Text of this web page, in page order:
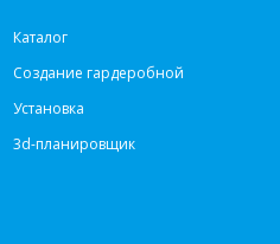
Каталог
Создание гардеробной
Установка
3d-планировщик